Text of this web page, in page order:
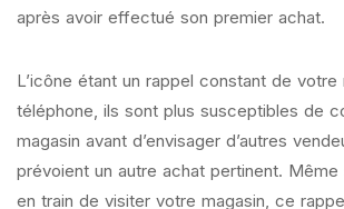
après avoir effectué son premier achat.
L’icône étant un rappel constant de votre
téléphone, ils sont plus susceptibles de
magasin avant d’envisager d’autres
prévoient un autre achat pertinent. Même
en train de visiter votre magasin, ce